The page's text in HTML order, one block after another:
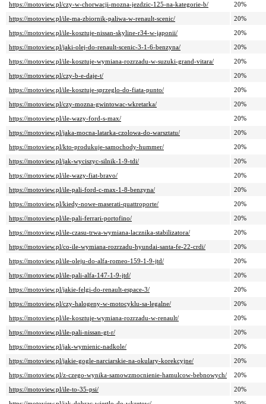
https://motoview.pl/czy-w-chorwacji-mozna-jezdzic-125-na-kategorie-b/
20%
https://motoview.pl/ile-ma-zbiornik-paliwa-w-renault-scenic/
20%
https://motoview.pl/ile-kosztuje-nissan-skyline-r34-w-japonii/
20%
https://motoview.pl/jaki-olej-do-renault-scenic-3-1-6-benzyna/
20%
https://motoview.pl/ile-kosztuje-wymiana-rozrzadu-w-suzuki-grand-vitara/
20%
https://motoview.pl/czy-b-e-daje-t/
20%
https://motoview.pl/ile-kosztuje-sprzeglo-do-fiata-punto/
20%
https://motoview.pl/czy-mozna-gwintowac-wkretarka/
20%
https://motoview.pl/ile-wazy-ford-s-max/
20%
https://motoview.pl/jaka-mocna-latarka-czolowa-do-warsztatu/
20%
https://motoview.pl/kto-produkuje-samochody-hummer/
20%
https://motoview.pl/jak-wyciszyc-silnik-1-9-tdi/
20%
https://motoview.pl/ile-wazy-fiat-bravo/
20%
https://motoview.pl/ile-pali-ford-c-max-1-8-benzyna/
20%
https://motoview.pl/kiedy-nowe-maserati-quattroporte/
20%
https://motoview.pl/ile-pali-ferrari-portofino/
20%
https://motoview.pl/ile-czasu-trwa-wymiana-lacznika-stabilizatora/
20%
https://motoview.pl/co-ile-wymiana-rozrzadu-hyundai-santa-fe-22-crdi/
20%
https://motoview.pl/ile-oleju-do-alfa-romeo-159-1-9-jtd/
20%
https://motoview.pl/ile-pali-alfa-147-1-9-jtd/
20%
https://motoview.pl/jakie-felgi-do-renault-espace-3/
20%
https://motoview.pl/czy-halogeny-w-motocyklu-sa-legalne/
20%
https://motoview.pl/ile-kosztuje-wymiana-rozrzadu-w-renault/
20%
https://motoview.pl/ile-pali-nissan-gt-r/
20%
https://motoview.pl/jak-wymienic-nadkole/
20%
https://motoview.pl/jakie-gogle-narciarskie-na-okulary-korekcyjne/
20%
https://motoview.pl/z-czego-wynika-samowzmocnienie-hamulcow-bebnowych/
20%
https://motoview.pl/ile-to-35-psi/
20%